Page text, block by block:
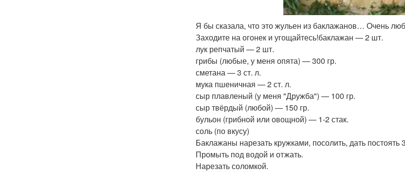
Я бы сказала, что это жульен из баклажанов… Очень
Заходите на огонек и угощайтесь!баклажан — 2 шт.
лук репчатый — 2 шт.
грибы (любые, у меня опята) — 300 гр.
сметана — 3 ст. л.
мука пшеничная — 2 ст. л.
сыр плавленый (у меня "Дружба") — 100 гр.
сыр твёрдый (любой) — 150 гр.
бульон (грибной или овощной) — 1-2 стак.
соль (по вкусу)
Баклажаны нарезать кружками, посолить, дать постоять
Промыть под водой и отжать.
Нарезать соломкой.